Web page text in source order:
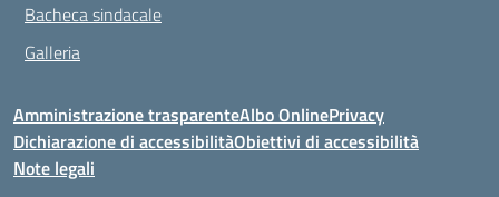
Bacheca sindacale
Galleria
Amministrazione trasparenteAlbo OnlinePrivacy
Dichiarazione di accessibilitàObiettivi di accessibilità
Note legali